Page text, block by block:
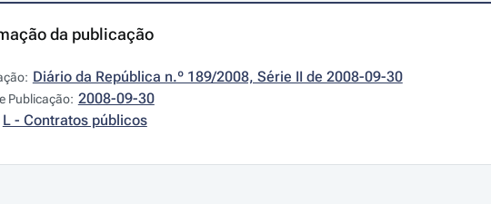
da publicação
Diário da República n.º 189/2008, Série II de 2008-09-30
Publicação: 2008-09-30
L - Contratos públicos